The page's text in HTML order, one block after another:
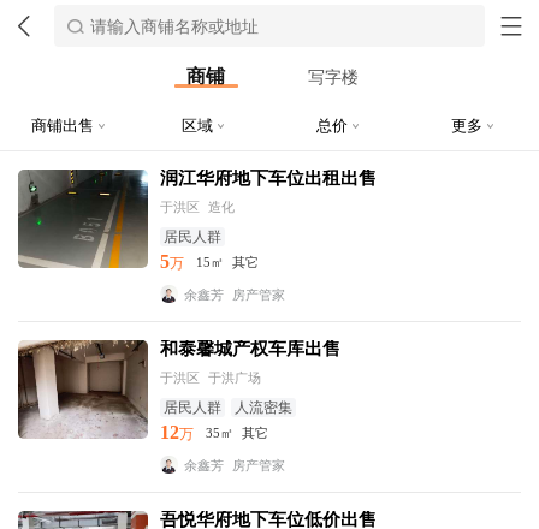
商铺 写字楼
商铺出售 区域 总价 更多
润江华府地下车位出租出售
于洪区 造化
居民人群
5万 15㎡ 其它
余鑫芳 房产管家
和泰馨城产权车库出售
于洪区 于洪广场
居民人群 人流密集
12万 35㎡ 其它
余鑫芳 房产管家
吾悦华府地下车位低价出售